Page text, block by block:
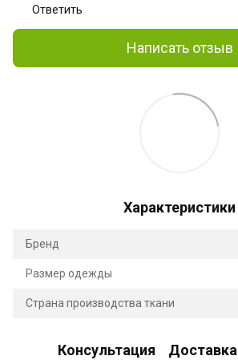
Ответить
Написать отзыв
Характеристики
Бренд
Размер одежды
Страна производства ткани
Консультация Доставка